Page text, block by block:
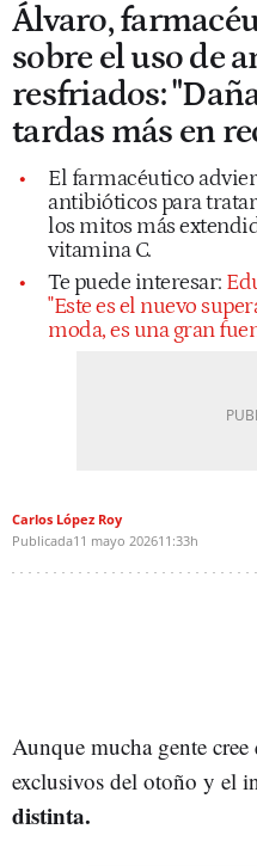
Álvaro,
sobre el uso de
resfriados:
tardas más en
El farmacéutico
antibióticos para
los mitos más
vitamina C.
Te puede interesar:
"Este es el nuevo
moda, es una gran
Carlos López Roy
Publicada11 mayo 202611:33h
Aunque mucha gente
exclusivos del otoño y el
distinta.